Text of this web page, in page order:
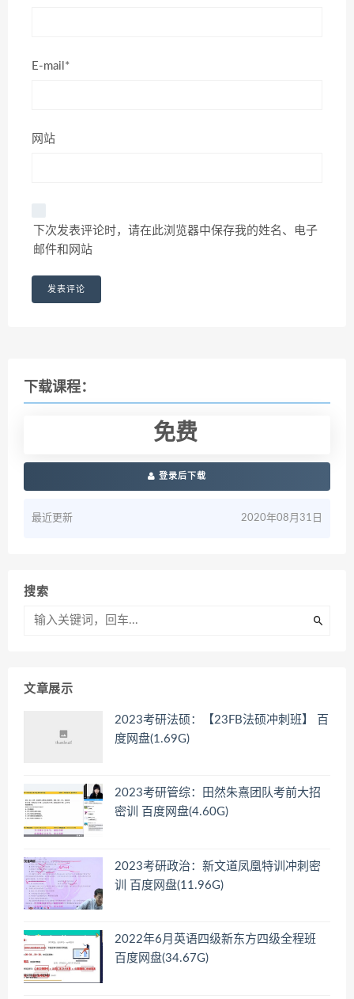
E-mail*
网站
下次发表评论时，请在此浏览器中保存我的姓名、电子
邮件和网站
下载课程：
免费
登录后下载
最近更新 2020年08月31日
搜索
文章展示
2023考研法硕：【23FB法硕冲刺班】 百
度网盘(1.69G)
2023考研管综：田然朱熹团队考前大招
密训 百度网盘(4.60G)
2023考研政治：新文道凤凰特训冲刺密
训 百度网盘(11.96G)
2022年6月英语四级新东方四级全程班
百度网盘(34.67G)